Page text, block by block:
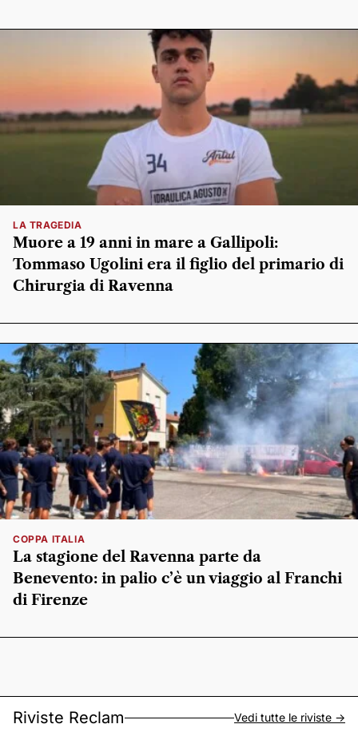
LA TRAGEDIA
Muore a 19 anni in mare a Gallipoli:
Tommaso Ugolini era il figlio del primario di
Chirurgia di Ravenna
COPPA ITALIA
La stagione del Ravenna parte da
Benevento: in palio c’è un viaggio al Franchi
di Firenze
Riviste Reclam Vedi tutte le riviste ->